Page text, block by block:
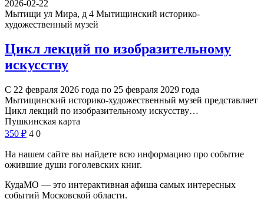
2026-02-22
Мытищи ул Мира, д 4 Мытищинский историко-
художественный музей
Цикл лекций по изобразительному
искусству
С 22 февраля 2026 года по 25 февраля 2029 года
Мытищинский историко-художественный музей представляет
Цикл лекций по изобразительному искусству…
Пушкинская карта
350 ₽ 4 0
На нашем сайте вы найдете всю информацию про событие
ожившие души гоголевских книг.
КудаМО — это интерактивная афиша самых интересных
событий Московской области.